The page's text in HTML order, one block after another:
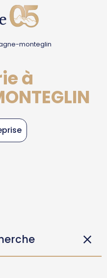
monteglin
à